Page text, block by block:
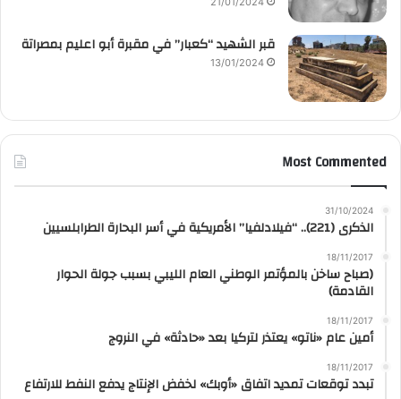
قبر الشهيد “كعبار” في مقبرة أبو اعليم بمصراتة
13/01/2024
Most Commented
31/10/2024
الذكرى (221).. “فيلادلفيا” الأمريكية في أسر البحارة الطرابلسيين
18/11/2017
(صباح ساخن بالمؤتمر الوطني العام الليبي بسبب جولة الحوار
القادمة)
18/11/2017
أمين عام «ناتو» يعتذر لتركيا بعد «حادثة» في النروج
18/11/2017
تبدد توقعات تمديد اتفاق «أوبك» لخفض الإنتاج يدفع النفط للارتفاع